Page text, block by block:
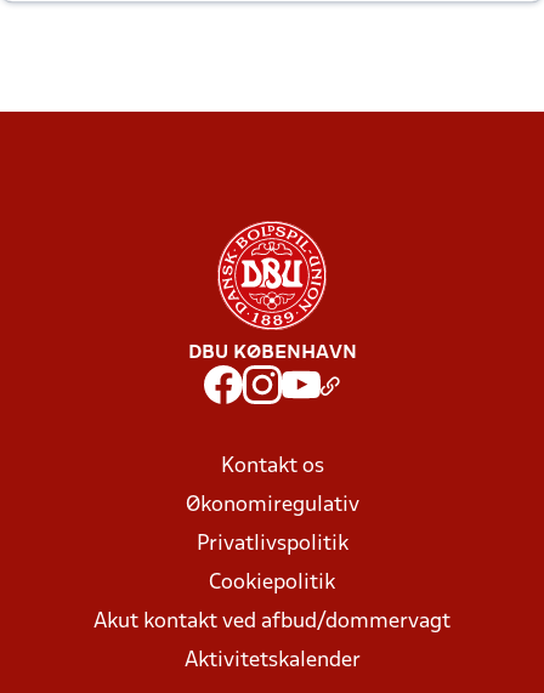
DBU KØBENHAVN
Kontakt os
Økonomiregulativ
Privatlivspolitik
Cookiepolitik
Akut kontakt ved afbud/dommervagt
Aktivitetskalender